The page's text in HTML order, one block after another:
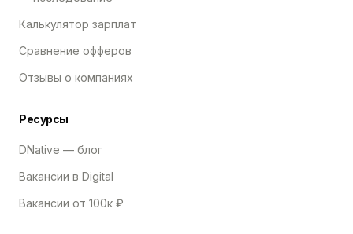
Калькулятор зарплат
Сравнение офферов
Отзывы о компаниях
Ресурсы
DNative — блог
Вакансии в Digital
Вакансии от 100к ₽